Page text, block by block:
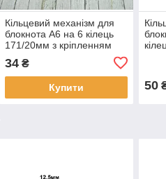
Кільцевий механізм для
блокнота А6 на 6 кілець
171/20мм з кріпленням
34₴
Купити 50